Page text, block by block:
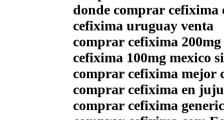
donde comprar cefixima
cefixima uruguay venta
comprar cefixima
cefixima 100mg mexico
comprar cefixima mejor
comprar cefixima en
comprar cefixima